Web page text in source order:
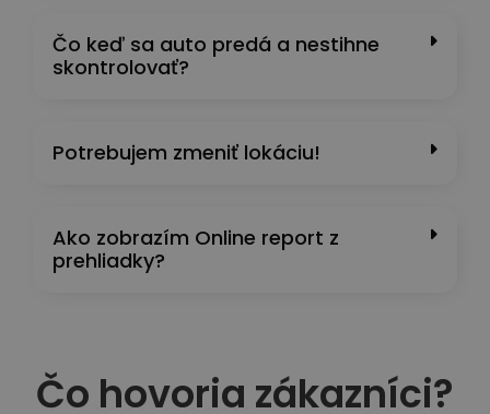
Čo keď sa auto predá a nestihne
skontrolovať?
Potrebujem zmeniť lokáciu!
Ako zobrazím Online report z
prehliadky?
Čo hovoria zákazníci?